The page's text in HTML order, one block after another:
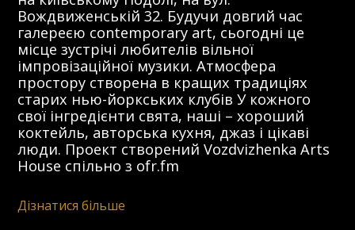
Вождвиженській 32. Будучи довгий час
галереєю contemporary art, сьогодні це
місце зустрічі любителів вільної
імпровізаційної музики. Атмосфера
простору створена в кращих традиціях
старих нью-йоркських клубів У кожного
свої інгредієнти свята, наші – хороший
коктейль, авторська кухня, джаз і цікаві
люди. Проект створений Vozdvizhenka Arts
House спільно з ofr.fm
Дізнатися більше